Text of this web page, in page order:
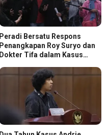
Peradi Bersatu Respons
Penangkapan Roy Suryo dan
Dokter Tifa dalam Kasus